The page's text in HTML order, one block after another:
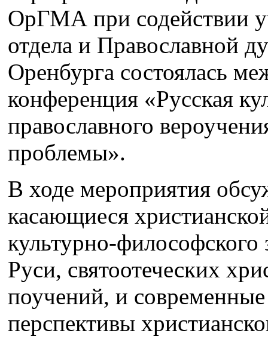
ОрГМА при содействии
отдела и Православной
Оренбурга состоялась
конференция «Русская
православного
проблемы».
В ходе мероприятия
касающиеся
культурно-философского
Руси, святоотеческих
поучений, и
перспективы